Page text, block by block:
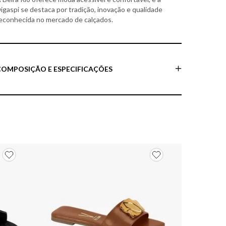
se destaca por tradição, inovação e qualidade
no mercado de calçados.
E ESPECIFICAÇÕES